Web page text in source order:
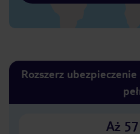
Rozszerz
Aż